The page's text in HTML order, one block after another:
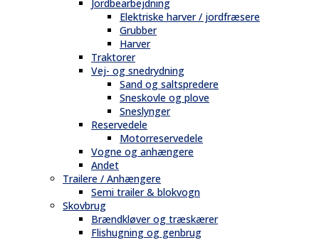
Jordbearbejdning
Elektriske harver / jordfræsere
Grubber
Harver
Traktorer
Vej- og snedrydning
Sand og saltspredere
Sneskovle og plove
Sneslynger
Reservedele
Motorreservedele
Vogne og anhængere
Andet
Trailere / Anhængere
Semi trailer & blokvogn
Skovbrug
Brændkløver og træskærer
Flishugning og genbrug